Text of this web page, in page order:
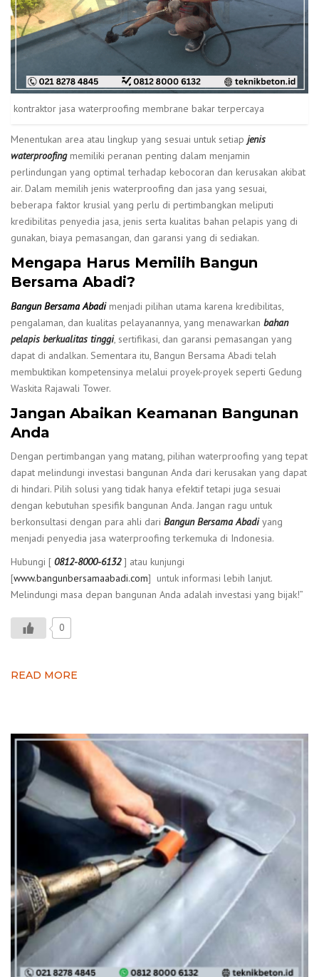
kontraktor jasa waterproofing membrane bakar terpercaya
Menentukan area atau lingkup yang sesuai untuk setiap jenis
waterproofingmemiliki peranan penting dalam menjamin
perlindungan yang optimal terhadap kebocoran dan kerusakan akibat
air. Dalam memilih jenis waterproofing dan jasa yang sesuai,
beberapa faktor krusial yang perlu di pertimbangkan meliputi
kredibilitas penyedia jasa, jenis serta kualitas bahan pelapis yang di
gunakan, biaya pemasangan, dan garansi yang di sediakan.
Mengapa Harus Memilih Bangun
Bersama Abadi?
Bangun Bersama Abadi menjadi pilihan utama karena kredibilitas,
pengalaman, dan kualitas pelayanannya, yang menawarkan bahan
pelapis berkualitas tinggi, sertifikasi, dan garansi pemasangan yang
dapat di andalkan. Sementara itu, Bangun Bersama Abadi telah
membuktikan kompetensinya melalui proyek-proyek seperti Gedung
Waskita Rajawali Tower.
Jangan Abaikan Keamanan Bangunan
Anda
Dengan pertimbangan yang matang, pilihan waterproofing yang tepat
dapat melindungi investasi bangunan Anda dari kerusakan yang dapat
di hindari. Pilih solusi yang tidak hanya efektif tetapi juga sesuai
dengan kebutuhan spesifik bangunan Anda. Jangan ragu untuk
berkonsultasi dengan para ahli dari Bangun Bersama Abadiyang
menjadi penyedia jasa waterproofing terkemuka di Indonesia.
Hubungi [ 0812-8000-6132] atau kunjungi
[www.bangunbersamaabadi.com] untuk informasi lebih lanjut.
Melindungi masa depan bangunan Anda adalah investasi yang bijak!”
0
READ MORE